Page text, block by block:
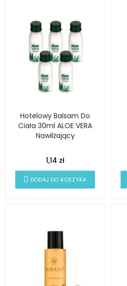
Hotelowy Balsam Do
Ciała 30ml ALOE VERA
Nawilżający
1,14 zł
DODAJ DO KOSZYKA